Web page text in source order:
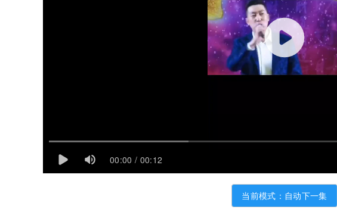
00:00 / 00:12
当前模式：自动下一集